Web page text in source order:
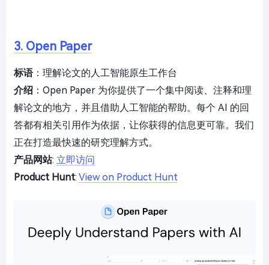
3. Open Paper
标语：理解论文的人工智能原生工作台
介绍 ：Open Paper 为你提供了一个集中阅读、注释和理
解论文的地方，并且借助人工智能的帮助。每个 AI 的回
答都有相关引用作为依据，让你获得的信息更可靠。我们
正在打造最快速的研究理解方式。
产品网站: 立即访问
Product Hunt: View on Product Hunt